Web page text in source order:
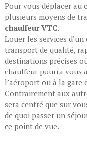
Pour vous déplacer au
plusieurs moyens de
chauffeur VTC.
Louer les services
transport de qualité,
destinations précises
chauffeur pourra vous
l’aéroport ou à la gare
Contrairement aux
sera centré que sur
de quoi passer un
ce point de vue.